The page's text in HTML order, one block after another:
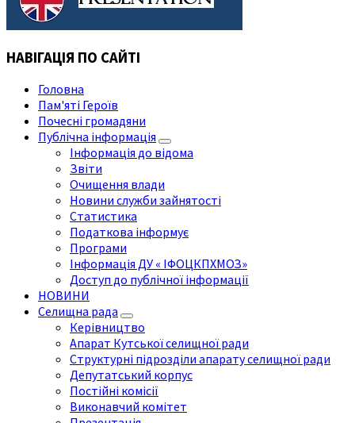
НАВІГАЦІЯ ПО САЙТІ
Головна
Пам'яті Героїв
Почесні громадяни
Публічна інформація
Інформація до відома
Звіти
Очищення влади
Новини служби зайнятості
Статистика
Податкова інформує
Програми
Інформація ДУ « ІФОЦКПХМОЗ»
Доступ до публічної інформації
НОВИНИ
Селищна рада
Керівництво
Апарат Кутської селищної ради
Структурні підрозділи апарату селищної ради
Депутатський корпус
Постійні комісії
Виконавчий комітет